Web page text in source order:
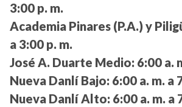
3:00 p. m.
Academia Pinares (P.A.) y
a 3:00 p. m.
José A. Duarte Medio: 6:00 a.
Nueva Danlí Bajo: 6:00 a. m. a
Nueva Danlí Alto: 6:00 a. m. a